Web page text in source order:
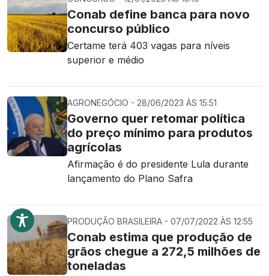
Conab define banca para novo
concurso público
Certame terá 403 vagas para níveis
superior e médio
AGRONEGÓCIO - 28/06/2023 ÀS 15:51
Governo quer retomar política
do preço mínimo para produtos
agrícolas
Afirmação é do presidente Lula durante
lançamento do Plano Safra
PRODUÇÃO BRASILEIRA - 07/07/2022 ÀS 12:55
Conab estima que produção de
grãos chegue a 272,5 milhões de
toneladas